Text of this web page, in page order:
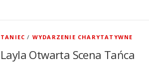
TANIEC / WYDARZENIE CHARYTATYWNE
Layla Otwarta Scena Tańca